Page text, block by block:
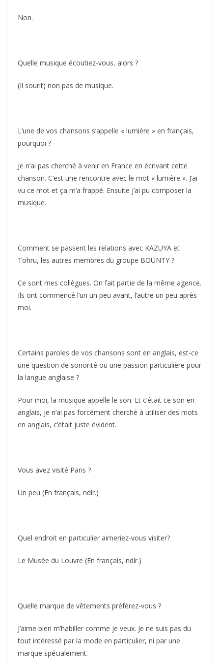
Non.
Quelle musique écoutiez-vous, alors ?
(Il sourit) non pas de musique.
L’une de vos chansons s’appelle « lumière » en français,
pourquoi ?
Je n’ai pas cherché à venir en France en écrivant cette
chanson. C’est une rencontre avec le mot « lumière ». J’ai
vu ce mot et ça m’a frappé. Ensuite j’ai pu composer la
musique.
Comment se passent les relations avec KAZUYA et
Tohru, les autres membres du groupe BOUNTY ?
Ce sont mes collègues. On fait partie de la même agence.
Ils ont commencé l’un un peu avant, l’autre un peu après
moi.
Certains paroles de vos chansons sont en anglais, est-ce
une question de sonorité ou une passion particulière pour
la langue anglaise ?
Pour moi, la musique appelle le son. Et c’était ce son en
anglais, je n’ai pas forcément cherché à utiliser des mots
en anglais, c’était juste évident.
Vous avez visité Paris ?
Un peu (En français, ndlr.)
Quel endroit en particulier aimeriez-vous visiter?
Le Musée du Louvre (En français, ndlr.)
Quelle marque de vêtements préférez-vous ?
J’aime bien m’habiller comme je veux. Je ne suis pas du
tout intéressé par la mode en particulier, ni par une
marque spécialement.